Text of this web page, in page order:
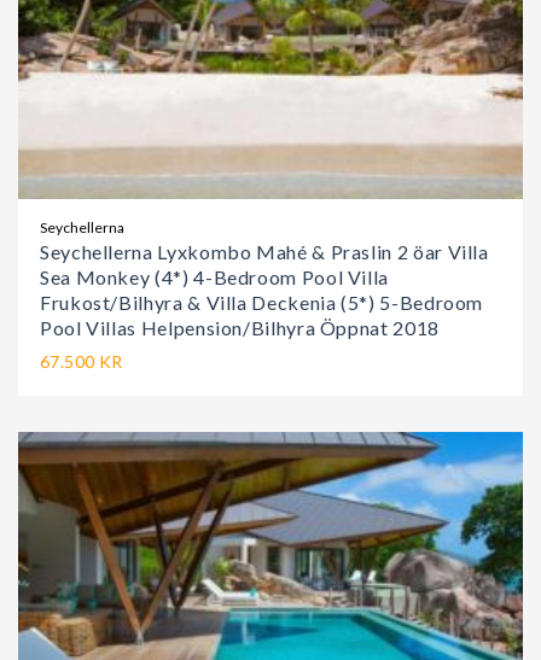
Seychellerna
Seychellerna Lyxkombo Mahé & Praslin 2 öar Villa
Sea Monkey (4*) 4-Bedroom Pool Villa
Frukost/Bilhyra & Villa Deckenia (5*) 5-Bedroom
Pool Villas Helpension/Bilhyra Öppnat 2018
67.500 KR